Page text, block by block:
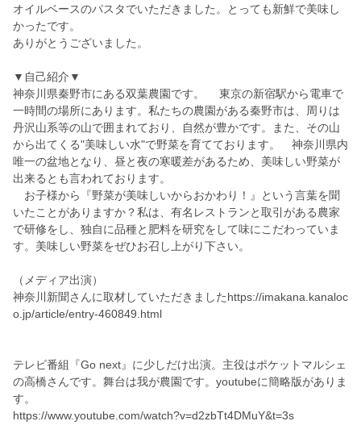
オイルベースのパスタでいただきました。とっても新鮮で美味し
かったです。
ありがとうございました。
▼自己紹介▼
神奈川県秦野市にある双葉農園です。 東京の新宿駅から電車で
一時間の場所にあります。私たちの農園がある秦野市は、周りは
丹沢山系等の山で囲まれており、自然が豊かです。また、その山
から出てくる"美味しい水"で野菜を育てております。 神奈川県内
唯一の盆地となり、昼と夜の寒暖差があるため、美味しい野菜が
出来るとも言われております。
お子様から『野菜が美味しいからおかわり！』という言葉を聞
いたことがありますか？私は、有名レストランと取引がある農家
で研修をし、独自に品種と肥料を研究をして味にこだわっていま
す。美味しい野菜をぜひお召し上がり下さい。
（メディア出演）
神奈川新聞さんに取材していただきましたhttps://imakana.kanaloc
o.jp/article/entry-460849.html
テレビ番組『Go next』に少しだけ出演。主役はポケットマルシェ
の高橋さんです。舞台は我が農園です。youtubeに簡略版がありま
す。
https://www.youtube.com/watch?v=d2zbTt4DMuY&t=3s